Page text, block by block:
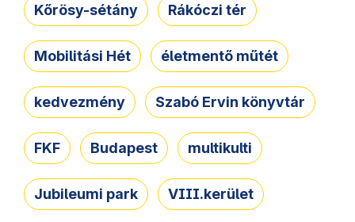
Kőrösy-sétány Rákóczi tér
Mobilitási Hét életmentő műtét
kedvezmény Szabó Ervin könyvtár
FKF Budapest multikulti
Jubileumi park VIII.kerület